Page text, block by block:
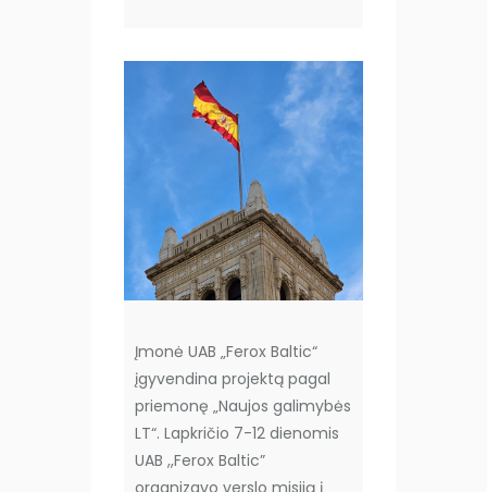
Įmonė UAB „Ferox Baltic“
įgyvendina projektą pagal
priemonę „Naujos galimybės
LT“. Lapkričio 7-12 dienomis
UAB ,,Ferox Baltic”
organizavo verslo misiją į